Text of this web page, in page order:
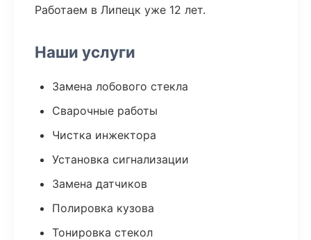
Работаем в Липецк уже 12 лет.
Наши услуги
Замена лобового стекла
Сварочные работы
Чистка инжектора
Установка сигнализации
Замена датчиков
Полировка кузова
Тонировка стекол